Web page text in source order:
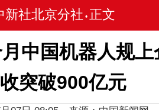
新社北京分社 • 正文
中国机器人规上
突破900亿元